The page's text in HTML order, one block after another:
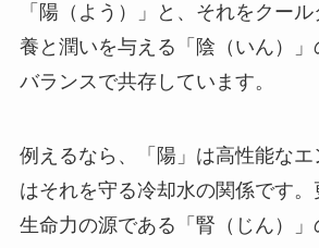
「陽（よう）」と、それをクー
養と潤いを与える「陰（いん）
バランスで共存しています。
例えるなら、「陽」は高性能なエ
はそれを守る冷却水の関係です。
生命力の源である「腎（じん）